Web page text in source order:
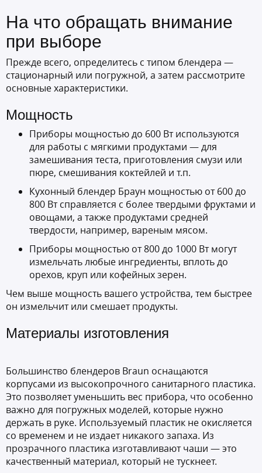
На что обращать внимание
при выборе
Прежде всего, определитесь с типом блендера —
стационарный или погружной, а затем рассмотрите
основные характеристики.
Мощность
Приборы мощностью до 600 Вт используются
для работы с мягкими продуктами — для
замешивания теста, приготовления смузи или
пюре, смешивания коктейлей и т.п.
Кухонный блендер Браун мощностью от 600 до
800 Вт справляется с более твердыми фруктами и
овощами, а также продуктами средней
твердости, например, вареным мясом.
Приборы мощностью от 800 до 1000 Вт могут
измельчать любые ингредиенты, вплоть до
орехов, круп или кофейных зерен.
Чем выше мощность вашего устройства, тем быстрее
он измельчит или смешает продукты.
Материалы изготовления
Большинство блендеров Braun оснащаются
корпусами из высокопрочного санитарного пластика.
Это позволяет уменьшить вес прибора, что особенно
важно для погружных моделей, которые нужно
держать в руке. Используемый пластик не окисляется
со временем и не издает никакого запаха. Из
прозрачного пластика изготавливают чаши — это
качественный материал, который не тускнеет.